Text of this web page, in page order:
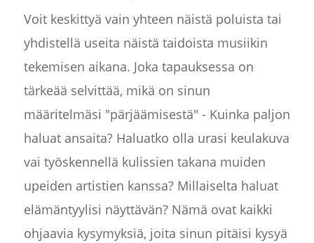
Voit keskittyä vain yhteen näistä poluista tai
yhdistellä useita näistä taidoista musiikin
tekemisen aikana. Joka tapauksessa on
tärkeää selvittää, mikä on sinun
määritelmäsi "pärjäämisestä" - Kuinka paljon
haluat ansaita? Haluatko olla urasi keulakuva
vai työskennellä kulissien takana muiden
upeiden artistien kanssa? Millaiselta haluat
elämäntyylisi näyttävän? Nämä ovat kaikki
ohjaavia kysymyksiä, joita sinun pitäisi kysyä